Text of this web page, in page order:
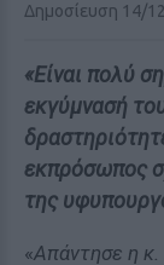
Δημοσίευση 14/
«Είναι πολύ
εκγύμνασή
εκπρόσωπος
της
«Απάντησε η κ.